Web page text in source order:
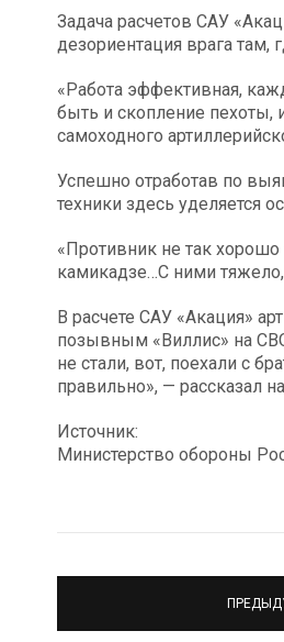
Задача расчетов САУ
дезориентация врага там,
«Работа эффективная,
быть и скопление пехоты,
самоходного
Успешно отработав по
техники здесь уделяется
«Противник не так хорошо
камикадзе…С ними
В расчете САУ «Акация»
позывным «Виллис» на
не стали, вот, поехали с
правильно», — рассказал
Источник:
Министерство обороны